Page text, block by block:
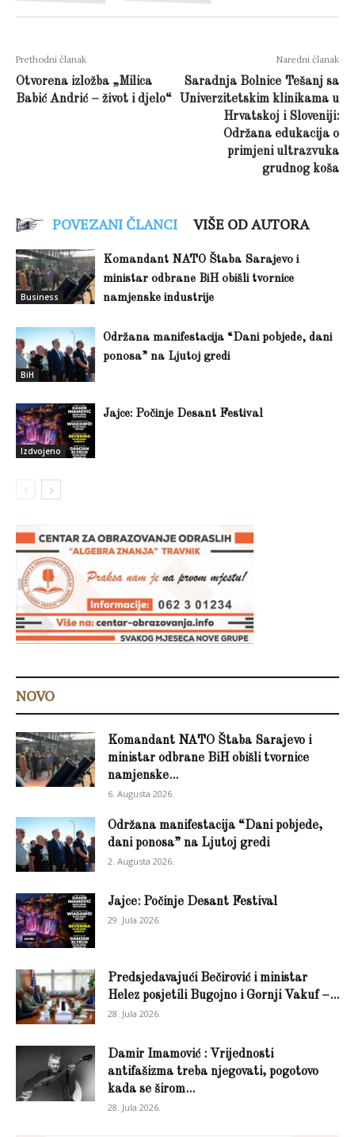
Prethodni članak
Otvorena izložba „Milica
Babić Andrić – život i djelo“
Naredni članak
Saradnja Bolnice Tešanj sa
Univerzitetskim klinikama u
Hrvatskoj i Sloveniji:
Održana edukacija o
primjeni ultrazvuka
grudnog koša
POVEZANI ČLANCI VIŠE OD AUTORA
Business
Komandant NATO Štaba Sarajevo i
ministar odbrane BiH obišli tvornice
namjenske industrije
BiH
Održana manifestacija “Dani pobjede, dani
ponosa” na Ljutoj gredi
Izdvojeno
Jajce: Počinje Desant Festival
NOVO
Komandant NATO Štaba Sarajevo i
ministar odbrane BiH obišli tvornice
namjenske...
6. Augusta 2026.
Održana manifestacija “Dani pobjede,
dani ponosa” na Ljutoj gredi
2. Augusta 2026.
Jajce: Počinje Desant Festival
29. Jula 2026.
Predsjedavajući Bečirović i ministar
Helez posjetili Bugojno i Gornji Vakuf –...
28. Jula 2026.
Damir Imamović : Vrijednosti
antifašizma treba njegovati, pogotovo
kada se širom...
28. Jula 2026.